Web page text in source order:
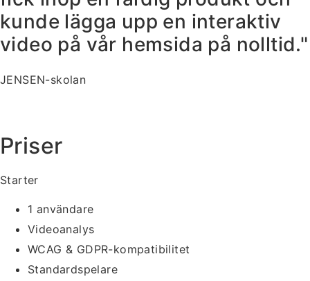
kunde lägga upp en interaktiv
video på vår hemsida på nolltid."
JENSEN-skolan
Priser
Starter
1 användare
Videoanalys
WCAG & GDPR-kompatibilitet
Standardspelare